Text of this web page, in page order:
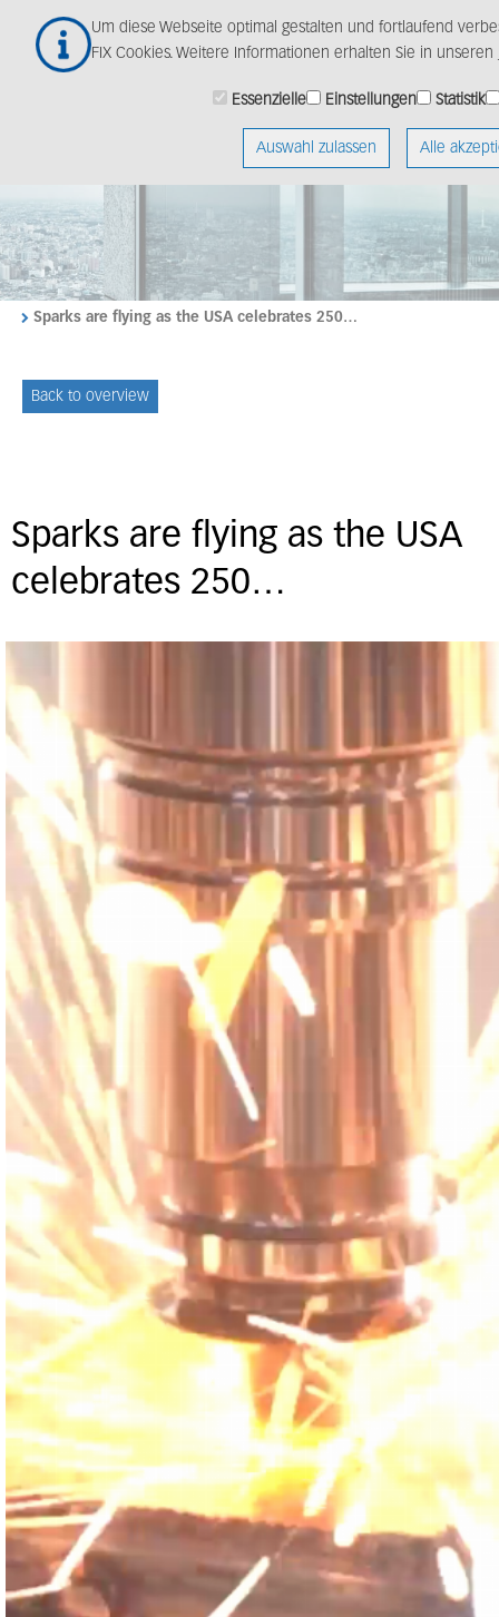
Um diese Webseite optimal gestalten und fortlaufend
FIX Cookies. Weitere Informationen erhalten Sie in unseren
Essenzielle Einstellungen Statistik
Auswahl zulassen Alle
Hauptinhalt
springen
Sparks are flying as the USA celebrates 250…
Back to overview
Sparks are flying as the USA
celebrates 250…